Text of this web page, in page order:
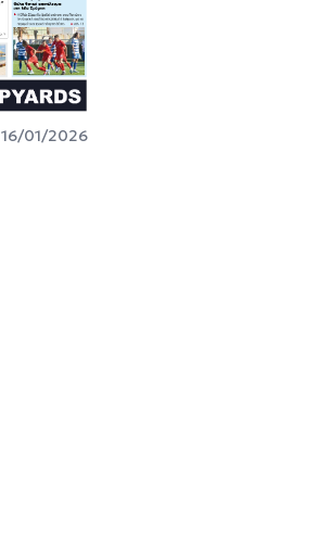
16/01/2026